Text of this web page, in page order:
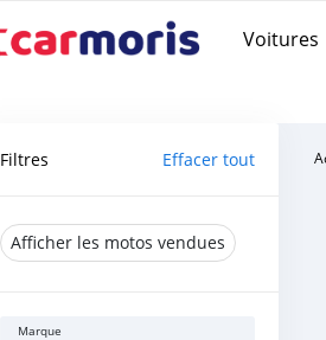
Voitures
Filtres Effacer tout
Afficher les motos vendues
Marque